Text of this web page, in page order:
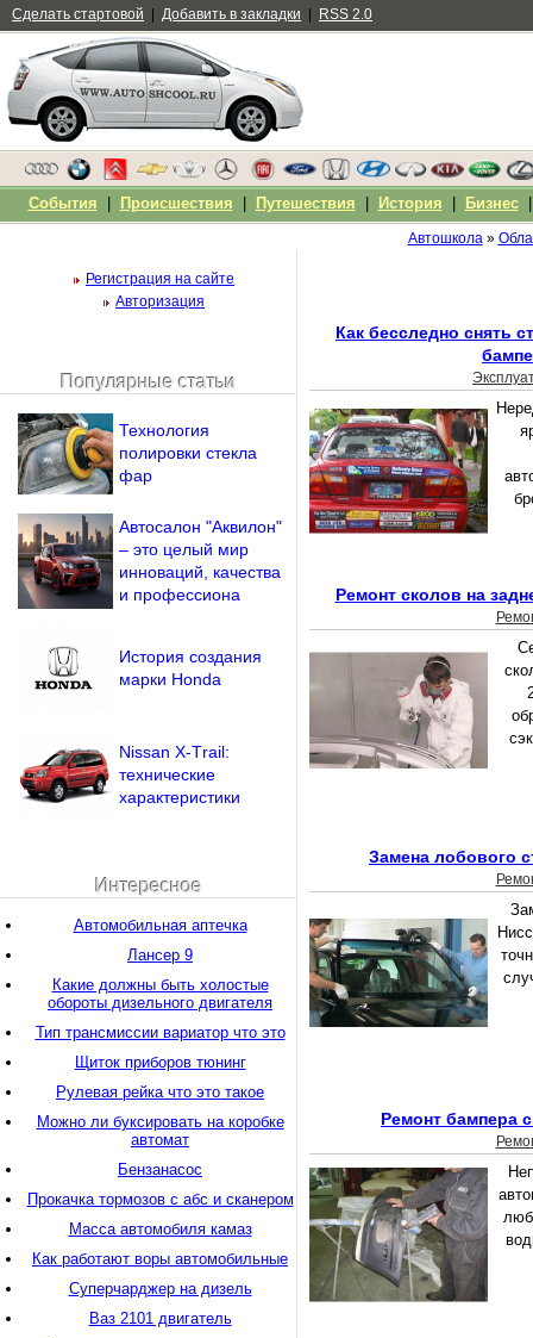
Автошкола»
Как бесследно снять
Ремонт сколов на
Замена лобового
Ремонт бампера
Регистрация на сайте
Авторизация
Напомнить пароль?
Популярные статьи
Технология
полировки стекла
фар
Автосалон "Аквилон"
– это целый мир
инноваций, качества
и профессиона
История создания
марки Honda
Nissan Х-Тrail:
технические
характеристики
Интересное
Автомобильная аптечка
Лансер 9
Какие должны быть холостые
обороты дизельного двигателя
Тип трансмиссии вариатор что это
Щиток приборов тюнинг
Рулевая рейка что это такое
Можно ли буксировать на коробке
автомат
Бензанасос
Прокачка тормозов с абс и сканером
Масса автомобиля камаз
Как работают воры автомобильные
Суперчарджер на дизель
Ваз 2101 двигатель
Сделать стартовой Добавить в закладки RSS 2.0
События Происшествия Путешествия История Бизнес